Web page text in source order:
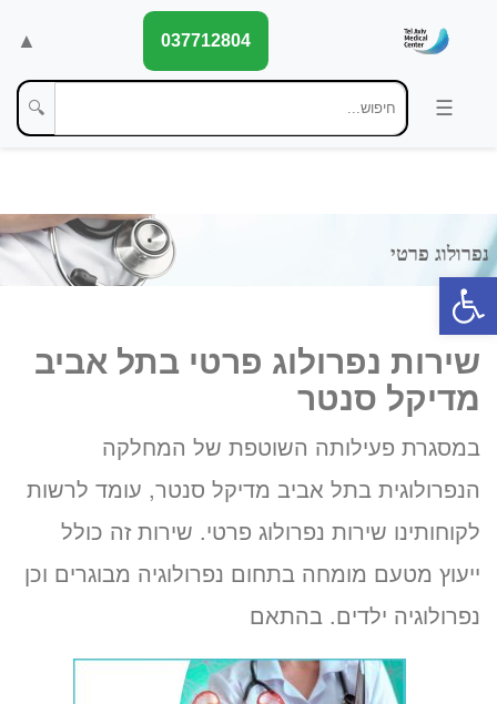
פתח סרגל נגישות
▲ 037712804
🔍
שירות נפרולוג פרטי בתל אביב
מדיקל סנטר
במסגרת פעילותה השוטפת של המחלקה
הנפרולוגית בתל אביב מדיקל סנטר, עומד לרשות
לקוחותינו שירות נפרולוג פרטי. שירות זה כולל
ייעוץ מטעם מומחה בתחום נפרולוגיה מבוגרים וכן
נפרולוגיה ילדים. בהתאם